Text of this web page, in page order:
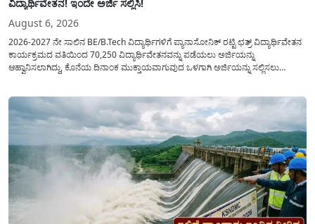
ವಿದ್ಯಾರ್ಥಿವೇತನ! ಇಂದೇ ಅರ್ಜಿ ಸಲ್ಲಿಸಿ!
August 6, 2026
2026-2027 ನೇ ಸಾಲಿನ BE/B.Tech ವಿದ್ಯಾರ್ಥಿಗಳಿಗೆ ಪ್ಯಾನಾಸೋನಿಕ್ ರಟ್ಟಿ ಛತ್ರ್ ವಿದ್ಯಾರ್ಥಿವೇತನ
ಕಾರ್ಯಕ್ರಮದ ವತಿಯಿಂದ 70,250 ವಿದ್ಯಾರ್ಥಿವೇತನವನ್ನು ಪಡೆಯಲು ಅರ್ಜಿಯನ್ನು
ಆಹ್ವಾನಿಸಲಾಗಿದ್ದು, ಕೊನೆಯ ದಿನಾಂಕ ಮುಕ್ತಾಯವಾಗುವುದ ಒಳಗಾಗಿ ಅರ್ಜಿಯನ್ನು ಸಲ್ಲಿಸಲು
ಜಾರಿಗೆ...